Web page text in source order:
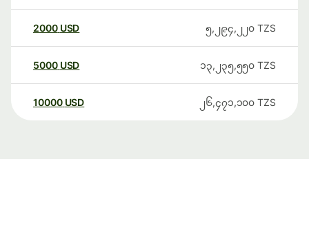
2000 USD ၅,၂၉၄,၂၂၀ TZS
5000 USD ၁၃,၂၃၅,၅၅၀ TZS
10000 USD ၂၆,၄၇၁,၁၀၀ TZS